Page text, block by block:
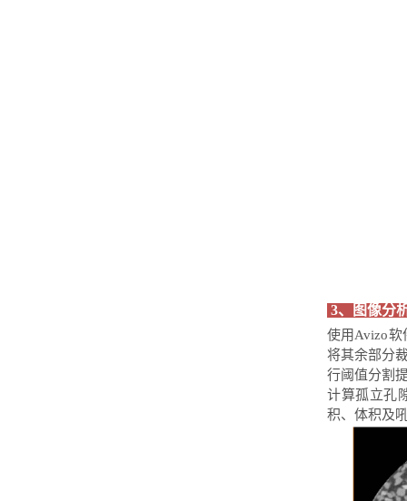
3、图像分
使用Avizo软
将其余部分
行阈值分割
计算孤立孔
积、体积及